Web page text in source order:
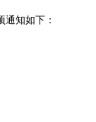
知如下：